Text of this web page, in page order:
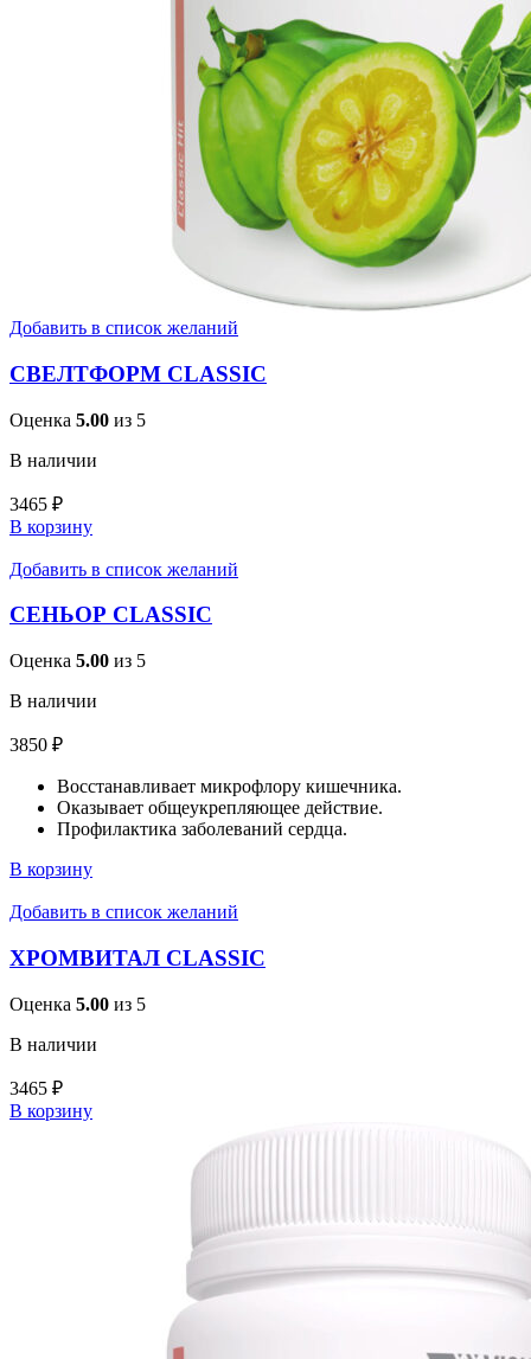
Добавить в список желаний
СВЕЛТФОРМ CLASSIC
Оценка 5.00 из 5
В наличии
3465 ₽
В корзину
Добавить в список желаний
СЕНЬОР CLASSIC
Оценка 5.00 из 5
В наличии
3850 ₽
Восстанавливает микрофлору кишечника.
Оказывает общеукрепляющее действие.
Профилактика заболеваний сердца.
В корзину
Добавить в список желаний
ХРОМВИТАЛ CLASSIC
Оценка 5.00 из 5
В наличии
3465 ₽
В корзину